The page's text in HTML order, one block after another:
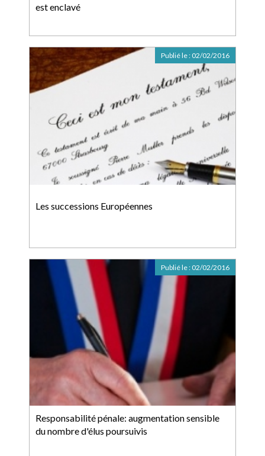
est enclavé
Les successions Européennes
Publié le : 02/02/2016
Responsabilité pénale: augmentation sensible
du nombre d'élus poursuivis
Publié le : 02/02/2016